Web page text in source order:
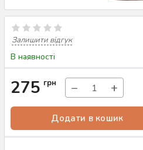
Залишити відгук
В наявності
275 грн − +
Додати в кошик